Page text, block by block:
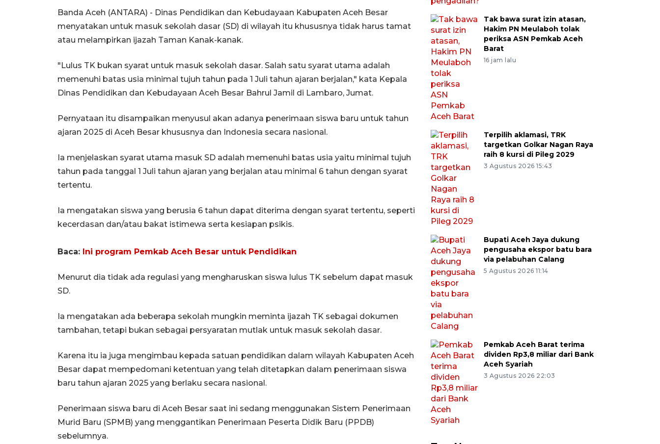
Banda Aceh (ANTARA) - Dinas Pendidikan dan Kebudayaan Kabupaten Aceh Besar
menyatakan untuk masuk sekolah dasar (SD) di wilayah itu khususnya tidak harus tamat
atau melampirkan ijazah Taman Kanak-kanak.
"Lulus TK bukan syarat untuk masuk sekolah dasar. Salah satu syarat utama adalah
memenuhi batas usia minimal tujuh tahun pada 1 Juli tahun ajaran berjalan," kata Kepala
Dinas Pendidikan dan Kebudayaan Aceh Besar Bahrul Jamil di Lambaro, Jumat.
Pernyataan itu disampaikan menyusul akan adanya penerimaan siswa baru untuk tahun
ajaran 2025 di Aceh Besar khususnya dan Indonesia secara nasional.
Ia menjelaskan syarat utama masuk SD adalah memenuhi batas usia yaitu minimal tujuh
tahun pada tanggal 1 Juli tahun ajaran yang berjalan atau minimal 6 tahun dengan syarat
tertentu.
Ia mengatakan siswa yang berusia 6 tahun dapat diterima dengan syarat tertentu, seperti
kecerdasan dan/atau bakat istimewa serta kesiapan psikis.
Baca: Ini program Pemkab Aceh Besar untuk Pendidikan
Menurut dia tidak ada regulasi yang mengharuskan siswa lulus TK sebelum dapat masuk
SD.
Ia mengatakan ada beberapa sekolah mungkin meminta ijazah TK sebagai dokumen
tambahan, tetapi bukan sebagai persyaratan mutlak untuk masuk sekolah dasar.
Karena itu ia juga mengimbau kepada satuan pendidikan dalam wilayah Kabupaten Aceh
Besar dapat mempedomani ketentuan yang telah ditetapkan dalam penerimaan siswa
baru tahun ajaran 2025 yang berlaku secara nasional.
Penerimaan siswa baru di Aceh Besar saat ini sedang menggunakan Sistem Penerimaan
Murid Baru (SPMB) yang menggantikan Penerimaan Peserta Didik Baru (PPDB)
sebelumnya.
Tak bawa surat izin atasan,
Hakim PN Meulaboh tolak
periksa ASN Pemkab Aceh
Barat
16 jam lalu
Terpilih aklamasi, TRK
targetkan Golkar Nagan Raya
raih 8 kursi di Pileg 2029
3 Agustus 2026 15:43
Bupati Aceh Jaya dukung
pengusaha ekspor batu bara
via pelabuhan Calang
5 Agustus 2026 11:14
Pemkab Aceh Barat terima
dividen Rp3,8 miliar dari Bank
Aceh Syariah
3 Agustus 2026 22:03